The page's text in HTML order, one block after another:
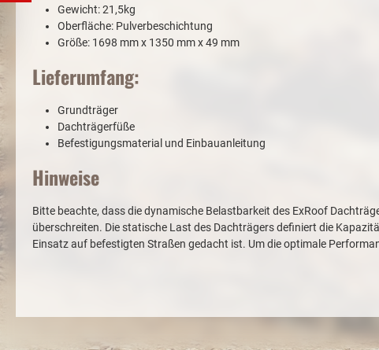
Gewicht: 21,5kg
Oberfläche: Pulverbeschichtung
Größe: 1698 mm x 1350 mm x 49 mm
Lieferumfang:
Grundträger
Dachträgerfüße
Befestigungsmaterial und Einbauanleitung
Hinweise
Bitte beachte, dass die dynamische Belastbarkeit des ExRoof
überschreiten. Die statische Last des Dachträgers definiert die
Einsatz auf befestigten Straßen gedacht ist. Um die optimale